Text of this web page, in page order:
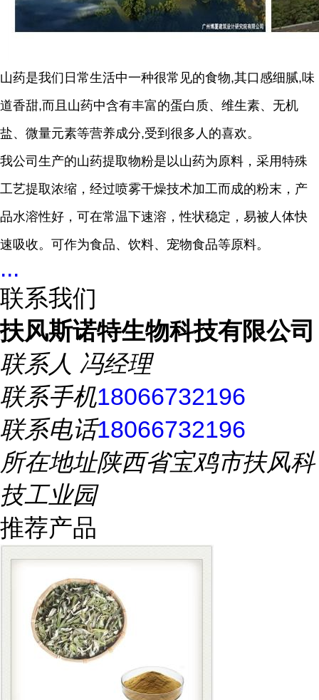
山药是我们日常生活中一种很常见的食物,其口感细腻,味
道香甜,而且山药中含有丰富的蛋白质、维生素、无机
盐、微量元素等营养成分,受到很多人的喜欢。
我公司生产的山药提取物粉是以山药为原料，采用特殊
工艺提取浓缩，经过喷雾干燥技术加工而成的粉末，产
品水溶性好，可在常温下速溶，性状稳定，易被人体快
速吸收。可作为食品、饮料、宠物食品等原料。
...
联系我们
扶风斯诺特生物科技有限公司
联系人 冯经理
联系手机18066732196
联系电话18066732196
所在地址陕西省宝鸡市扶风科
技工业园
推荐产品